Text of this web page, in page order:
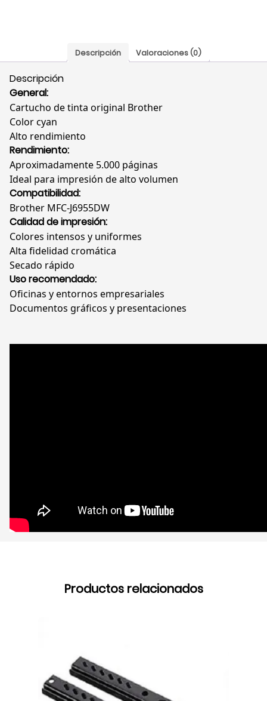
cantidad
Descripción Valoraciones (0)
Descripción
General:
Cartucho de tinta original Brother
Color cyan
Alto rendimiento
Rendimiento:
Aproximadamente 5.000 páginas
Ideal para impresión de alto volumen
Compatibilidad:
Brother MFC-J6955DW
Calidad de impresión:
Colores intensos y uniformes
Alta fidelidad cromática
Secado rápido
Uso recomendado:
Oficinas y entornos empresariales
Documentos gráficos y presentaciones
Productos relacionados